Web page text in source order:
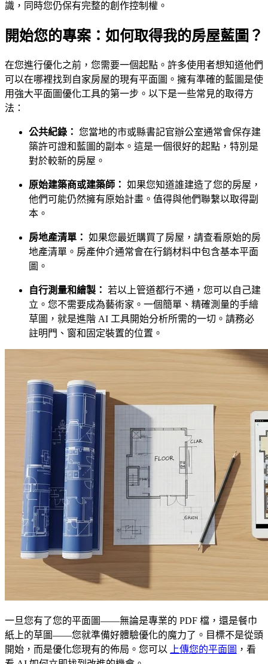
識，同時您仍保有完整的創作控制權。
開始您的專案：如何取得我的房屋藍圖？
在您進行優化之前，您需要一個起點。許多使用者想知道他們
可以在哪裡找到自家房屋的現有平面圖。擁有準確的藍圖是使
用強大平面圖優化工具的第一步。以下是一些常見的取得方
法：
公共紀錄： 您當地的市或縣書記官辦公室通常會保存建
築許可證和藍圖的副本。這是一個很好的起點，特別是
對於較新的房屋。
原始建築商或建築師： 如果您知道誰建造了您的房屋，
他們可能仍然擁有原始計畫。值得與他們聯繫以取得副
本。
房地產清單： 如果您最近購買了房屋，請查看原始的房
地產清單。房產仲介通常會在行銷材料中包含基本平面
圖。
自行測量和繪製： 若以上管道都行不通，您可以自己建
立。您不需要成為藝術家。一個簡單、精確測量的手繪
草圖，就是進階 AI 工具開始分析所需的一切。請務必
註明門、窗和固定裝置的位置。
一旦您有了您的平面圖——無論是專業的 PDF 檔，還是餐巾
紙上的草圖——您就準備好體驗優化的魔力了。目標不是從頭
開始，而是優化您現有的佈局。您可以
上傳您的平面圖 ，看